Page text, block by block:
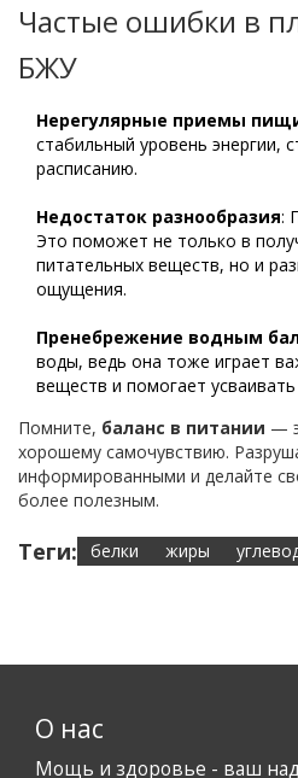
Частые ошибки в
БЖУ
Нерегулярные приемы
стабильный уровень энергии,
расписанию.
Недостаток разнообразия:
Это поможет не только в
питательных веществ, но и
ощущения.
Пренебрежение водным
воды, ведь она тоже играет
веществ и помогает
Помните, баланс в питании —
хорошему самочувствию.
информированными и делайте
более полезным.
Теги: белки жиры
О нас
Мощь и здоровье - ваш